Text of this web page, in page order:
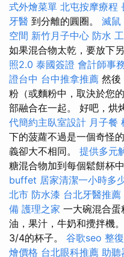
式外燴菜單 北屯按摩療程
牙醫 到分離的圓圈。 滅鼠
空間 新竹月子中心 防水
如果混合物太乾，要放下
照2.0 泰國簽證 會計師事
證台中 台中推拿推薦 然後
粉（或麵粉中，取決於您
部融合在一起。 好吧，烘
代簡約主臥室設計 月子餐
下的菠蘿不過是一個奇怪
義卻大不相同。 提供多元
糖混合物加到每個鬆餅杯中
buffet 居家清潔一小時多
北市 防水漆 台北牙醫推薦
備 護理之家 一大碗混合蛋
油，果汁，牛奶和攪拌機。
3/4的杯子。 谷歌seo 整
燴價格 台北眼科推薦 助聽